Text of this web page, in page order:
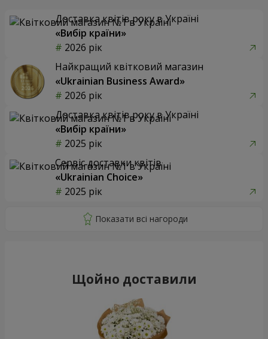
Доставка квітів року в Україні
«Вибір країни»
2026 рік
Найкращий квітковий магазин
«Ukrainian Business Award»
2026 рік
Доставка квітів року в Україні
«Вибір країни»
2025 рік
Сервіс доставки квітів
«Ukrainian Choice»
2025 рік
Щойно доставили